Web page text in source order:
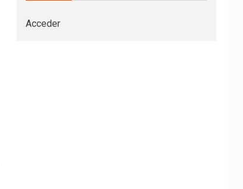
Acceder